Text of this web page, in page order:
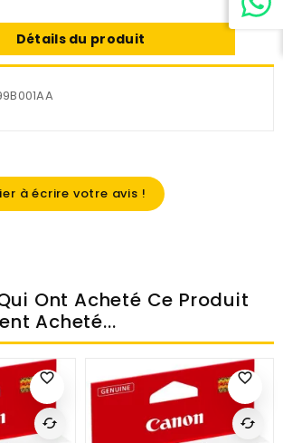
Détails du produit
à écrire votre avis !
Ont Acheté Ce Produit
Acheté...
favorite_border
cached
favorite_border
cached